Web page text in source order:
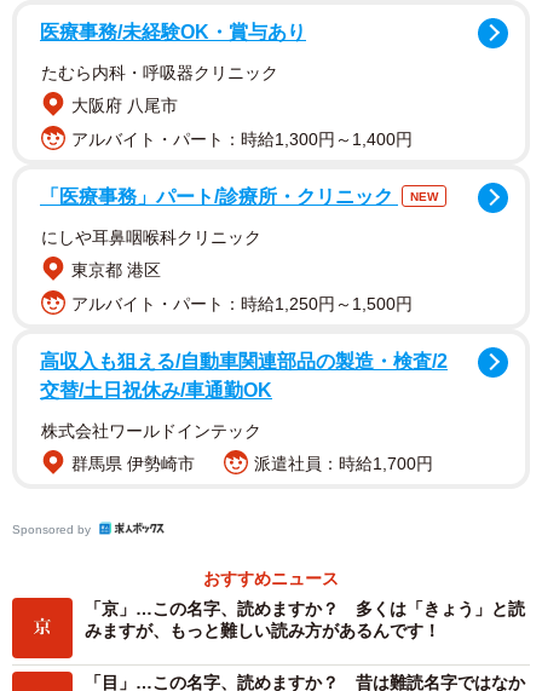
「ははかべ」は地名にもなり、兵庫県丹波篠山市には、丹
波国多紀郡波々伯部保という地名もあった。鎌倉初期の承
久年間から代々同地を支配したのも地名に因む波々伯部氏
で、戦国時代に細川氏に従い、江戸時代嫡流は熊本藩士と
なっている。丹波篠山市には「丹波の祇園さん」とも呼ば
れる波々伯部神社もある。
医療事務/未経験OK・賞与あり
たむら内科・呼吸器クリニック
大阪府 八尾市
アルバイト・パート：時給1,300円～1,400円
「医療事務」パート/診療所・クリニック NEW
にしや耳鼻咽喉科クリニック
東京都 港区
アルバイト・パート：時給1,250円～1,500円
高収入も狙える/自動車関連部品の製造・検査/2
交替/土日祝休み/車通勤OK
株式会社ワールドインテック
群馬県 伊勢崎市
派遣社員：時給1,700円
Sponsored by
おすすめニュース
「京」…この名字、読めますか？ 多くは「きょう」と読
みますが、もっと難しい読み方があるんです！
「目」…この名字、読めますか？ 昔は難読名字ではなか